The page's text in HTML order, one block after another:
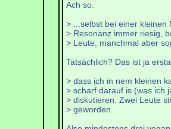
Ach so.
> ...selbst bei einer kleinen
> Resonanz immer riesig,
> Leute, manchmal aber
Tatsächlich? Das ist ja
> dass ich in nem kleinen
> scharf darauf is (was ich
> diskutieren. Zwei Leute
> geworden.